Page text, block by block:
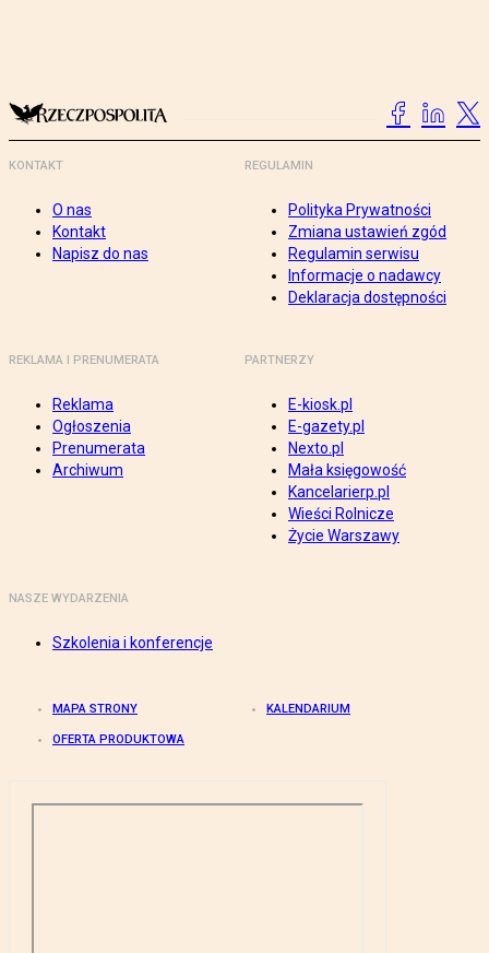
KONTAKT
O nas
Kontakt
Napisz do nas
REGULAMIN
Polityka Prywatności
Zmiana ustawień zgód
Regulamin serwisu
Informacje o nadawcy
Deklaracja dostępności
REKLAMA I PRENUMERATA
Reklama
Ogłoszenia
Prenumerata
Archiwum
PARTNERZY
E-kiosk.pl
E-gazety.pl
Nexto.pl
Mała księgowość
Kancelarierp.pl
Wieści Rolnicze
Życie Warszawy
NASZE WYDARZENIA
Szkolenia i konferencje
MAPA STRONY KALENDARIUM
OFERTA PRODUKTOWA